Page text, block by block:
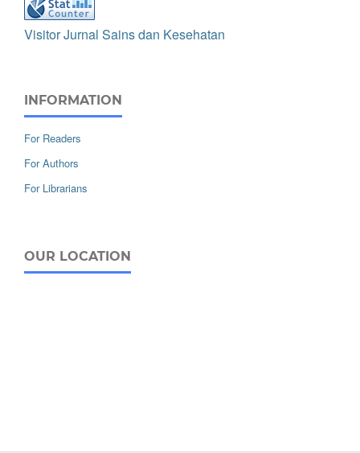
Visitor Jurnal Sains dan Kesehatan
INFORMATION
For Readers
For Authors
For Librarians
OUR LOCATION